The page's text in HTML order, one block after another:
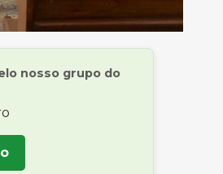
nosso grupo do